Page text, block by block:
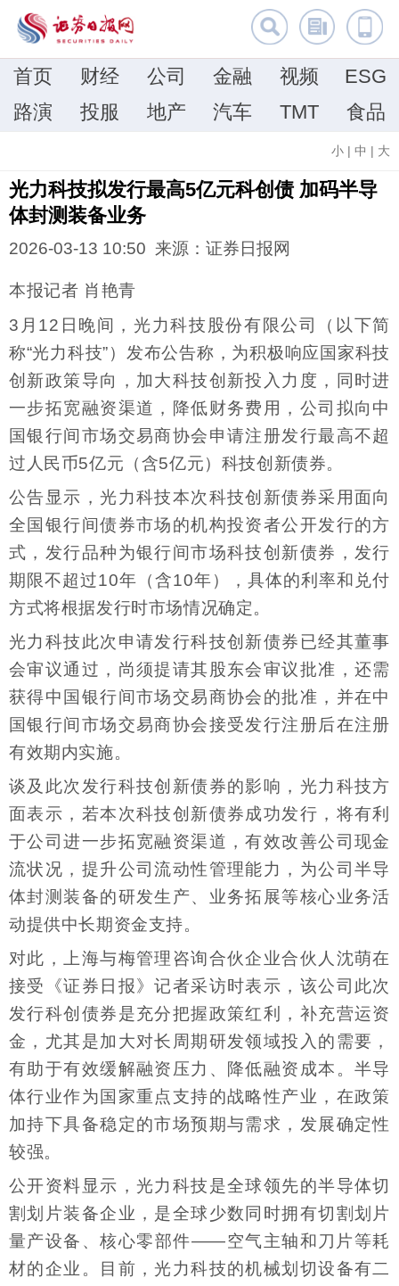
首页 财经 公司 金融 视频
ESG
路演
投服 地产 汽车 TMT 食品
小 | 中 | 大
光力科技拟发行最高5亿元科创债 加码半导
体封测装备业务
2026-03-13 10:50 来源：证券日报网
本报记者 肖艳青
3月12日晚间，光力科技股份有限公司（以下简
称“光力科技”）发布公告称，为积极响应国家科技
创新政策导向，加大科技创新投入力度，同时进
一步拓宽融资渠道，降低财务费用，公司拟向中
国银行间市场交易商协会申请注册发行最高不超
过人民币5亿元（含5亿元）科技创新债券。
公告显示，光力科技本次科技创新债券采用面向
全国银行间债券市场的机构投资者公开发行的方
式，发行品种为银行间市场科技创新债券，发行
期限不超过10年（含10年），具体的利率和兑付
方式将根据发行时市场情况确定。
光力科技此次申请发行科技创新债券已经其董事
会审议通过，尚须提请其股东会审议批准，还需
获得中国银行间市场交易商协会的批准，并在中
国银行间市场交易商协会接受发行注册后在注册
有效期内实施。
谈及此次发行科技创新债券的影响，光力科技方
面表示，若本次科技创新债券成功发行，将有利
于公司进一步拓宽融资渠道，有效改善公司现金
流状况，提升公司流动性管理能力，为公司半导
体封测装备的研发生产、业务拓展等核心业务活
动提供中长期资金支持。
对此，上海与梅管理咨询合伙企业合伙人沈萌在
接受《证券日报》记者采访时表示，该公司此次
发行科创债券是充分把握政策红利，补充营运资
金，尤其是加大对长周期研发领域投入的需要，
有助于有效缓解融资压力、降低融资成本。半导
体行业作为国家重点支持的战略性产业，在政策
加持下具备稳定的市场预期与需求，发展确定性
较强。
公开资料显示，光力科技是全球领先的半导体切
割划片装备企业，是全球少数同时拥有切割划片
量产设备、核心零部件——空气主轴和刀片等耗
材的企业。目前，光力科技的机械划切设备有二